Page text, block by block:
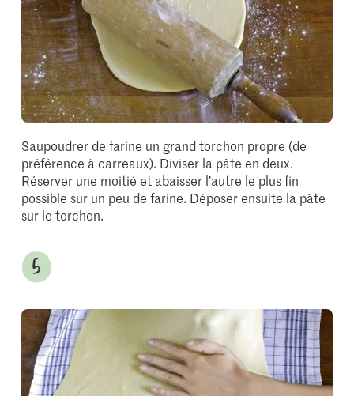
Saupoudrer de farine un grand torchon propre (de
préférence à carreaux). Diviser la pâte en deux.
Réserver une moitié et abaisser l’autre le plus fin
possible sur un peu de farine. Déposer ensuite la pâte
sur le torchon.